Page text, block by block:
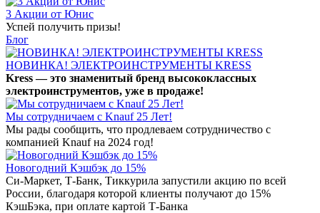
3 Акции от Юнис
Успей получить призы!
Блог
НОВИНКА! ЭЛЕКТРОИНСТРУМЕНТЫ KRESS
Kress — это знаменитый бренд высококлассных
электроинструментов, уже в продаже!
Мы сотрудничаем с Knauf 25 Лет!
Мы рады сообщить, что продлеваем сотрудничество с
компанией Knauf на 2024 год!
Новогодний Кэшбэк до 15%
Си-Маркет, Т-Банк, Тиккурила запустили акцию по всей
России, благодаря которой клиенты получают до 15%
КэшБэка, при оплате картой Т-Банка